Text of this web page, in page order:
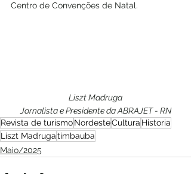
Centro de Convenções de Natal.
Liszt Madruga
Jornalista e Presidente da ABRAJET - RN
Revista de turismoNordesteCultura Historia
Liszt Madrugatimbauba
Maio/2025